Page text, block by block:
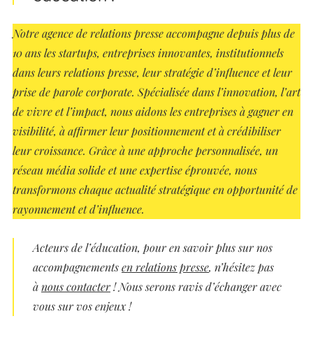
Notre agence de relations presse accompagne depuis plus de
10 ans les startups, entreprises innovantes, institutionnels
dans leurs relations presse, leur stratégie d’influence et leur
prise de parole corporate. Spécialisée dans l’innovation, l’art
de vivre et l’impact, nous aidons les entreprises à gagner en
visibilité, à affirmer leur positionnement et à crédibiliser
leur croissance. Grâce à une approche personnalisée, un
réseau média solide et une expertise éprouvée, nous
transformons chaque actualité stratégique en opportunité de
rayonnement et d’influence.
Acteurs de l’éducation, pour en savoir plus sur nos
accompagnementsen relations presse, n’hésitez pas
ànous contacter! Nous serons ravis d’échanger avec
vous sur vos enjeux !